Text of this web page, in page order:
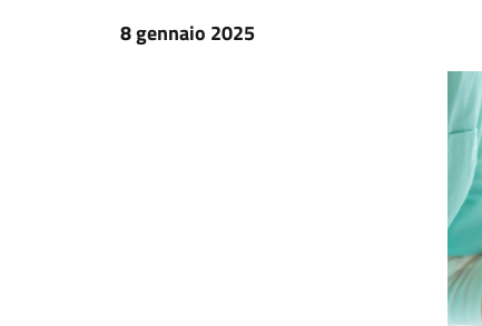
8 gennaio 2025